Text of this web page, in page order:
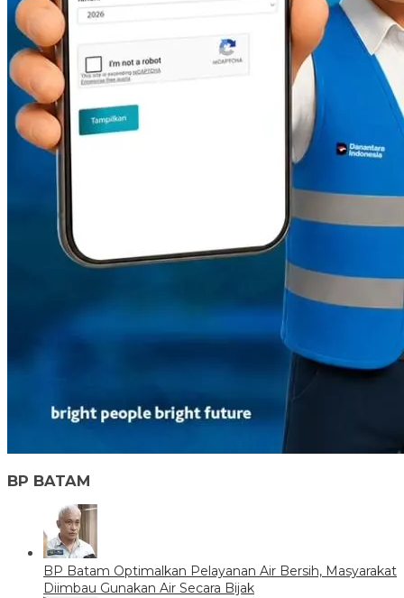
BP BATAM
BP Batam Optimalkan Pelayanan Air Bersih, Masyarakat
Diimbau Gunakan Air Secara Bijak